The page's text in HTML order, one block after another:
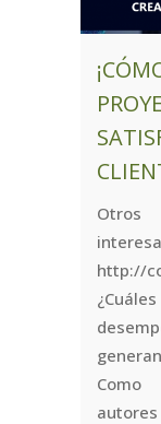
Otros
http://
Como